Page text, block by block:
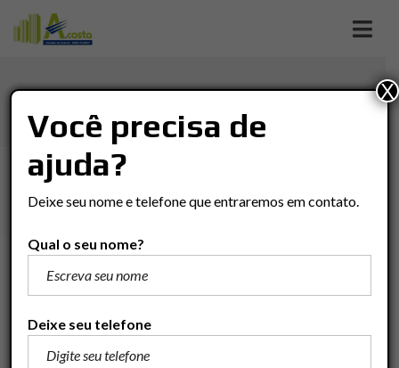
Imóveis Casa
R$280.000
Você precisa de
ajuda?
Deixe seu nome e telefone que entraremos em contato.
Qual o seu nome?
Deixe seu telefone
X